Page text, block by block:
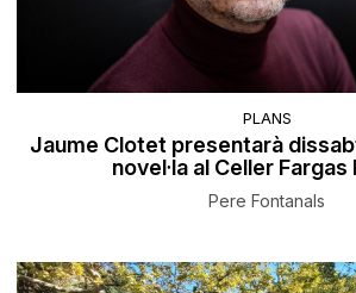
PLANS
Jaume Clotet presentarà
novel·la al Celler Fargas
Pere Fontanals